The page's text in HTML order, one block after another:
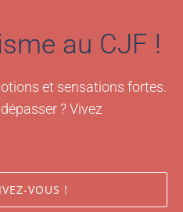
au CJF !
? Vivez